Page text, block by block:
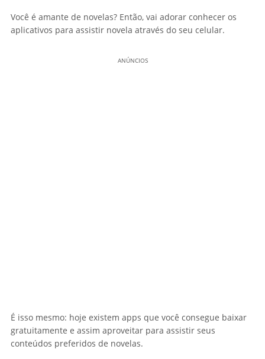
Você é amante de novelas? Então, vai adorar conhecer os
aplicativos para assistir novela através do seu celular.
ANÚNCIOS
É isso mesmo: hoje existem apps que você consegue baixar
gratuitamente e assim aproveitar para assistir seus
conteúdos preferidos de novelas.